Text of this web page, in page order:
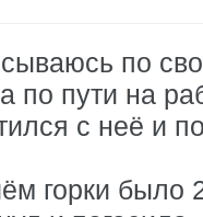
по
по пути на
с неё и
горки было